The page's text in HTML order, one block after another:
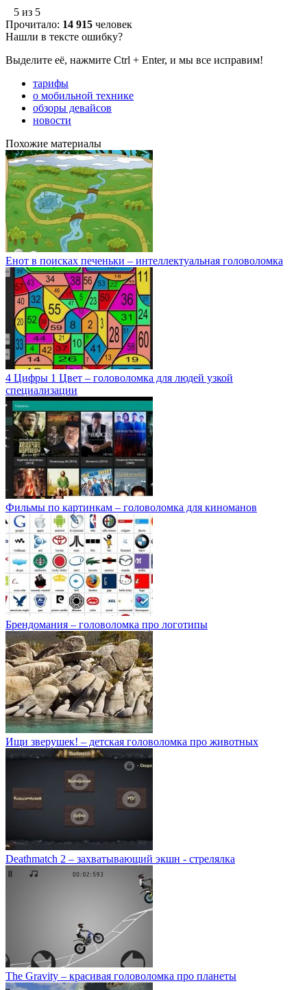
5 из 5
Прочитало: 14 915 человек
Нашли в тексте ошибку?
Выделите её, нажмите Ctrl + Enter, и мы все исправим!
тарифы
о мобильной технике
обзоры девайсов
новости
Похожие материалы
Енот в поисках печеньки – интеллектуальная головоломка
4 Цифры 1 Цвет – головоломка для людей узкой
специализации
Фильмы по картинкам – головоломка для киноманов
Брендомания – головоломка про логотипы
Ищи зверушек! – детская головоломка про животных
Deathmatch 2 – захватывающий экшн - стрелялка
The Gravity – красивая головоломка про планеты